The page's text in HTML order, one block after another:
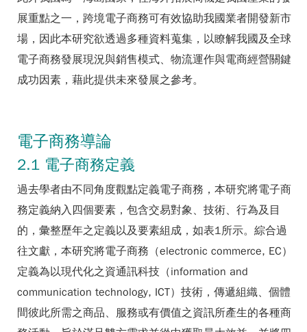
展重點之一，跨境電子商務可有效協助我國業者開發新市
場，因此本研究欲透過多種資料蒐集，以瞭解我國及全球
電子商務發展現況與銷售模式、物流運作與電商經營關鍵
成功因素，藉此提供未來發展之參考。
電子商務導論
2.1 電子商務定義
過去學者由不同角度觀點定義電子商務，本研究將電子商
務定義納入四個要素，包含交易對象、技術、行為及目
的，彙整歷年之定義以及要素組成，如表1所示。綜合過
往文獻，本研究將電子商務（electronic commerce, EC）
定義為以現代化之資通訊科技（information and
communication technology, ICT）技術，傳遞組織、個體
間彼此所需之商品、服務或有價值之資訊所產生的各種商